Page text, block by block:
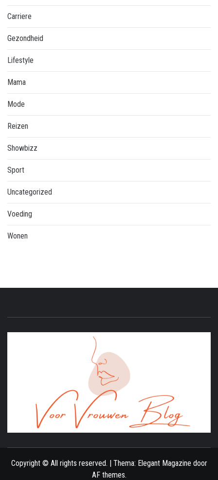
Carriere
Gezondheid
Lifestyle
Mama
Mode
Reizen
Showbizz
Sport
Uncategorized
Voeding
Wonen
Copyright © All rights reserved. | Thema: Elegant Magazine door
AF themes.